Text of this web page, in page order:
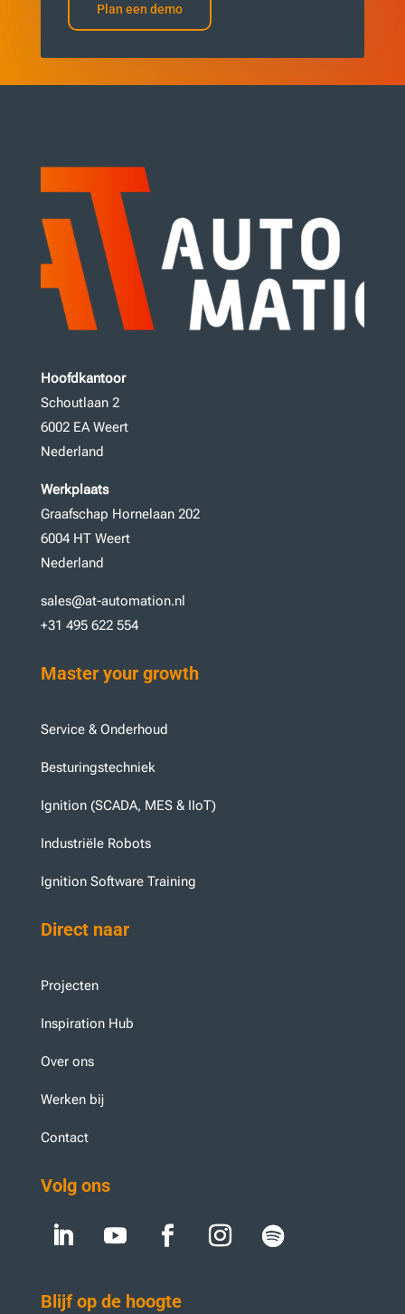
Plan een demo
Hoofdkantoor
Schoutlaan 2
6002 EA Weert
Nederland
Werkplaats
Graafschap Hornelaan 202
6004 HT Weert
Nederland
sales@at-automation.nl
+31 495 622 554
Master your growth
Service & Onderhoud
Besturingstechniek
Ignition (SCADA, MES & IIoT)
Industriële Robots
Ignition Software Training
Direct naar
Projecten
Inspiration Hub
Over ons
Werken bij
Contact
Volg ons
Blijf op de hoogte